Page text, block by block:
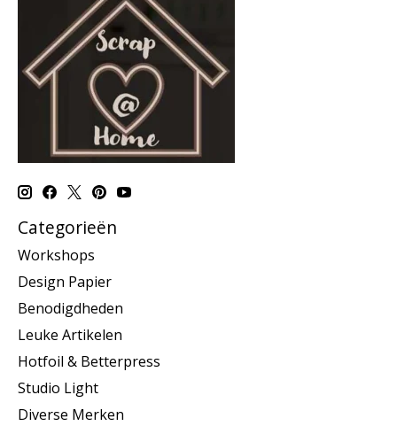
Categorieën
Workshops
Design Papier
Benodigdheden
Leuke Artikelen
Hotfoil & Betterpress
Studio Light
Diverse Merken